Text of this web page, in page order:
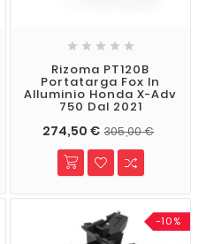
    
Rizoma PT120B
Portatarga Fox In
Alluminio Honda X-Adv
750 Dal 2021
274,50 € 305,00 €
-10%